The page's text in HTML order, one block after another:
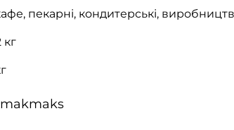
пекарні, кондитерські,
кг